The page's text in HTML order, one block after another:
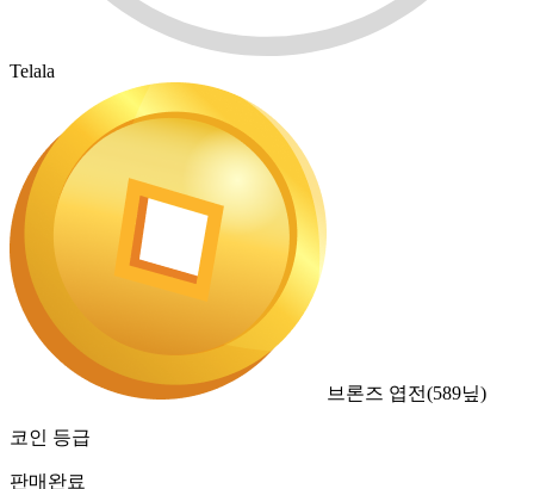
Telala
브론즈 엽전(589닢)
코인 등급
판매완료